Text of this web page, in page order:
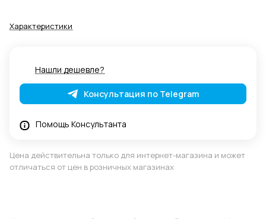
Характеристики
Нашли дешевле?
Консультация по Telegram
Помощь Консультанта
Цена действительна только для интернет-магазина и может
отличаться от цен в розничных магазинах